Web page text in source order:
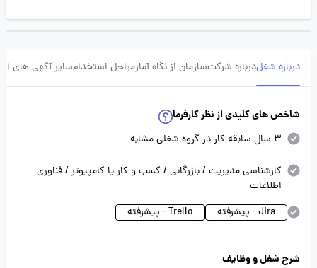
درباره شغلدرباره شرکتسازمان از نگاه آمارمراحل استخدامسایر آگهی های
شاخص های کلیدی از نظر کارفرما
3 سال سابقه کار در گروه شغلی مشابه
کارشناسی مدیریت / بازرگانی / کسب و کار یا کامپیوتر / فناوری
اطلاعات
Jira - پیشرفته
Trello - پیشرفته
شرح شغل و وظایف